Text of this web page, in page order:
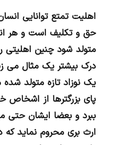
اهلیت تمتع توانایی
حق و تکلیف است و هر
متولد شود چنین اهلیتی
درک بیشتر یک مثال می
یک نوزاد تازه متولد
پای بزرگترها از اشخاص
ببرد و بعضا ایشان حتی
ارث بری محروم نماید